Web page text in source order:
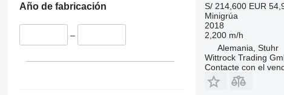
Año de fabricación
–
S/ 214,600 EUR
Minigrúa
2018
2,200 m/h
Alemania, Stuhr
Wittrock Trading
Contacte con el